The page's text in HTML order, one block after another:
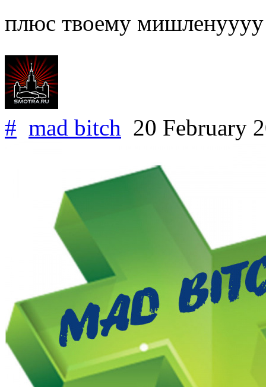
плюс твоему мишленуууу
# mad bitch 20 February